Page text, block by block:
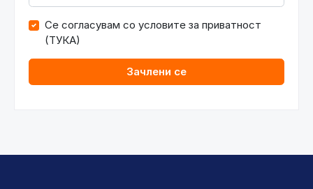
Се согласувам со условите за приватност
(ТУКА)